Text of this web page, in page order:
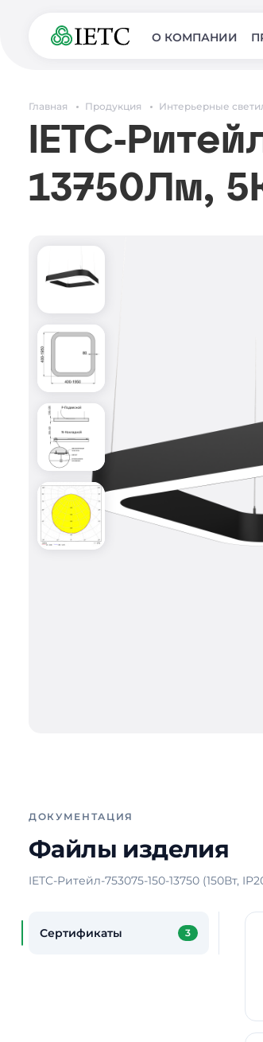
О КОМПАНИИ
Главная Продукция Интерьерные
IETC-
13750Лм,
ДОКУМЕНТАЦИЯ
Файлы изделия
IETC-Ритейл-753075-150-13750 (150Вт,
Сертификаты 3